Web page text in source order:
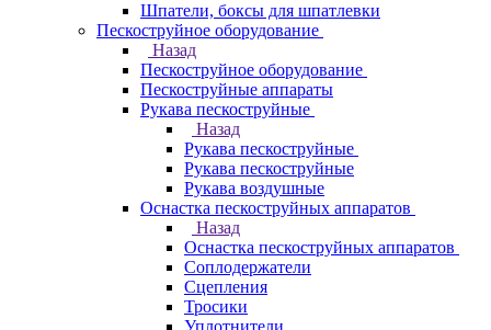
Шпатели, боксы для шпатлевки
Пескоструйное оборудование
Назад
Пескоструйное оборудование
Пескоструйные аппараты
Рукава пескоструйные
Назад
Рукава пескоструйные
Рукава пескоструйные
Рукава воздушные
Оснастка пескоструйных аппаратов
Назад
Оснастка пескоструйных аппаратов
Соплодержатели
Сцепления
Тросики
Уплотнители